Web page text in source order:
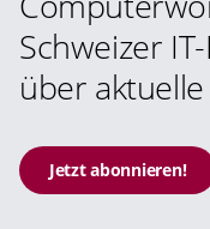
Schweizer
über
Jetzt abonnieren!